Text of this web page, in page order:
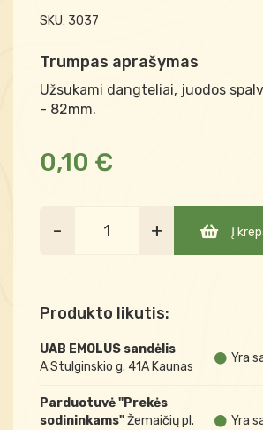
SKU: 3037
Trumpas aprašymas
Užsukami dangteliai, juodos
- 82mm.
0,10 €
- + Į
Produkto likutis:
UAB EMOLUS sandėlis
A.Stulginskio g. 41A Kaunas
Yra
Parduotuvė "Prekės
sodininkams"Žemaičių pl.
Yra